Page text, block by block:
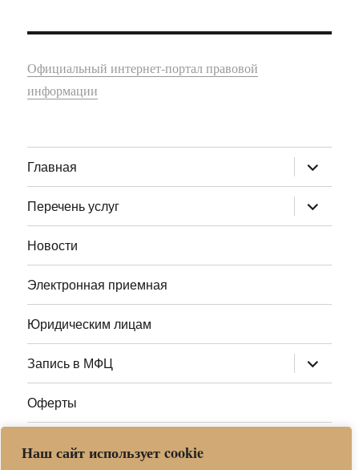
Наш сайт использует cookie
Официальный интернет-портал правовой
информации
Главная раскрыть
дочернее
меню
Перечень услуг
раскрыть
дочернее
меню
Новости
Электронная приемная
Юридическим лицам
Запись в МФЦ раскрыть
дочернее
меню
Оферты